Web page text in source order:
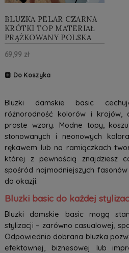
BLUZKA PELAR CZARNA
KRÓTKI TOP MATERIAŁ
PRĄŻKOWANY POLSKA
PRODUKCJA UNI
69,99 zł
Do Koszyka
Bluzki damskie basic
różnorodność kolorów i krojów,
proste wzory. Modne topy,
stonowanych i neonowych
rękawem lub na ramiączkach
której z pewnością znajdziesz
spośród najmodniejszych
do okazji.
Bluzki basic do każdej
Bluzki damskie basic mogą
stylizacji – zarówno casualowej,
Odpowiednio dobrana bluzka
efektownej, biznesowej lub